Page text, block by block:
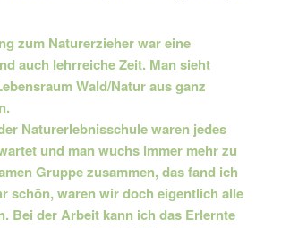
zum Naturerzieher war eine
auch lehrreiche Zeit. Man sieht
Wald/Natur aus ganz
Naturerlebnisschule waren jedes
und man wuchs immer mehr zu
Gruppe zusammen, das fand ich
schön, waren wir doch eigentlich alle
Bei der Arbeit kann ich das Erlernte